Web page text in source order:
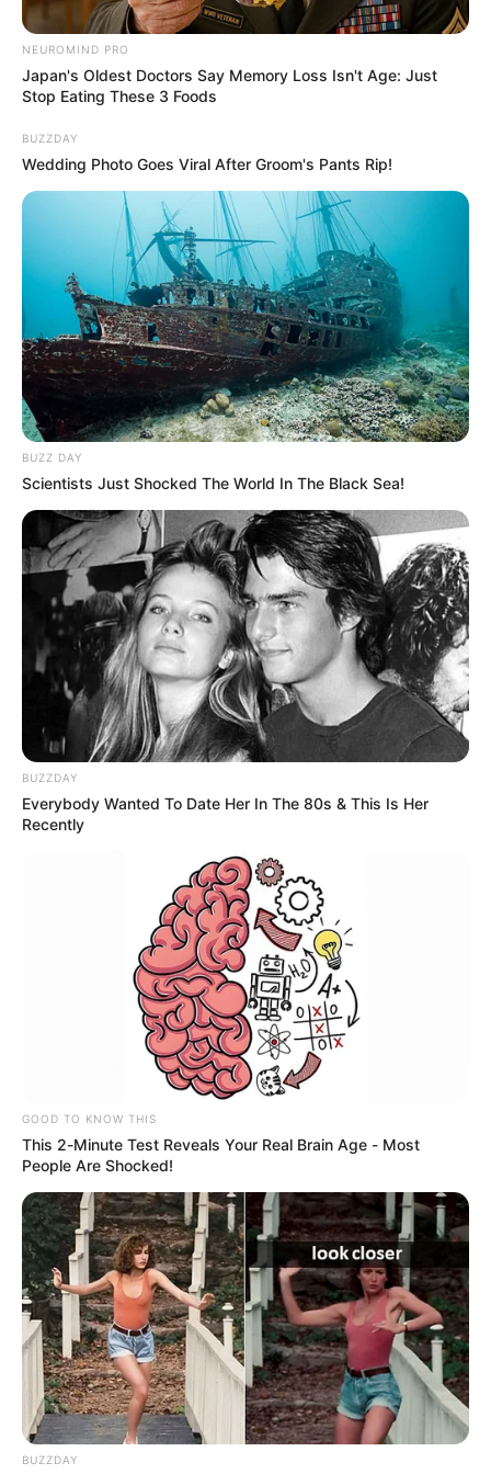
Ajax vs Venlo.
Por:Agencia Efe
Octubre 24, 2020
COMPARTIR
UNIRSE AL CANAL DE WHATSAPP
AjaxdeÁmsterdamrompió este sábado su propio
récord en laEredivisie, que databa de 48 años atrás, con
su victoria fuera de casa 13-0 ante el Venlo, la mayor
goleada en la historia del campeonato neerlandés.
El delantero burkinésLassina Traorefirmó cinco goles,
convirtiéndose en el primer jugador delAjax
en anotar
cinco tantos en un partido liguero desde que lo hiciese
Marco van Basten
El anterior récord era el 12-1 que el
en mayo de 1972, el año en queliderado por Johan
Cruyff conquistó la liga y la segunda Copas de Europa
Árbitros confirmados para los partidos de
Colombia contra Uruguay y Ecuador
El jugador de 19 años no se había estrenado hasta el
NEUROMIND PRO
Japan's Oldest Doctors Say Memory Loss Isn't Age: Just
Stop Eating These 3 Foods
BUZZDAY
Wedding Photo Goes Viral After Groom's Pants Rip!
BUZZ DAY
Scientists Just Shocked The World In The Black Sea!
BUZZDAY
Everybody Wanted To Date Her In The 80s & This Is Her
Recently
GOOD TO KNOW THIS
This 2-Minute Test Reveals Your Real Brain Age - Most
People Are Shocked!
BUZZDAY